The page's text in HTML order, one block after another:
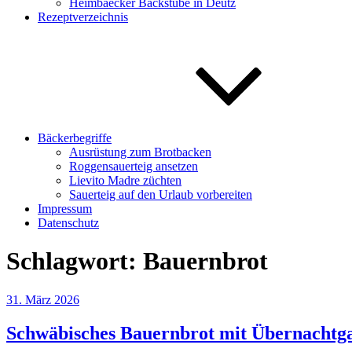
Heimbaecker Backstube in Deutz
Rezeptverzeichnis
Bäckerbegriffe
Ausrüstung zum Brotbacken
Roggensauerteig ansetzen
Lievito Madre züchten
Sauerteig auf den Urlaub vorbereiten
Impressum
Datenschutz
Schlagwort: Bauernbrot
Veröffentlicht
31. März 2026
Schwäbisches Bauernbrot mit